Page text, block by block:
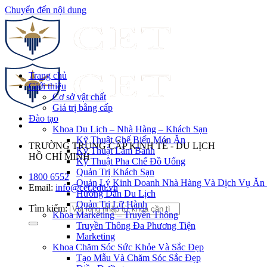
Chuyển đến nội dung
TRƯỜNG TRUNG CẤP KINH TẾ - DU LỊCH
HỒ CHÍ MINH
1800 6552
Email: info@cet.edu.vn
Tìm kiếm:
Trang chủ
Giới thiệu
Cơ sở vật chất
Giá trị bằng cấp
Đào tạo
Khoa Du Lịch – Nhà Hàng – Khách Sạn
Kỹ Thuật Chế Biến Món Ăn
Kỹ Thuật Làm Bánh
Kỹ Thuật Pha Chế Đồ Uống
Quản Trị Khách Sạn
Quản Lý Kinh Doanh Nhà Hàng Và Dịch Vụ Ăn
Hướng Dẫn Du Lịch
Quản Trị Lữ Hành
Khoa Marketing – Truyền Thông
Truyền Thông Đa Phương Tiện
Marketing
Khoa Chăm Sóc Sức Khỏe Và Sắc Đẹp
Tạo Mẫu Và Chăm Sóc Sắc Đẹp